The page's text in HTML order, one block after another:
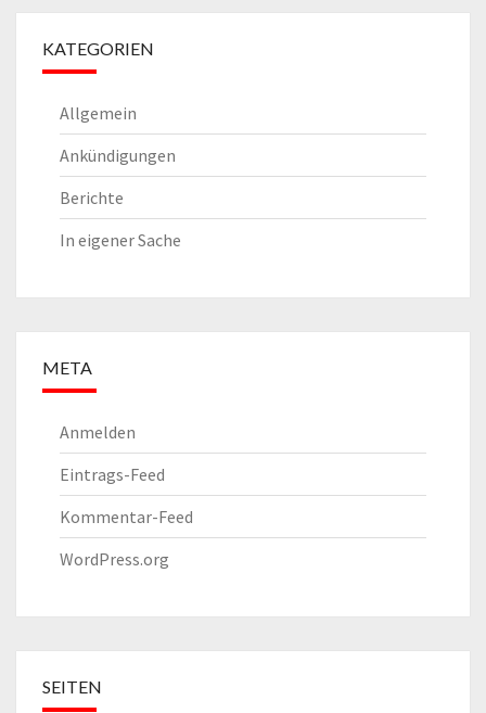
KATEGORIEN
Allgemein
Ankündigungen
Berichte
In eigener Sache
META
Anmelden
Eintrags-Feed
Kommentar-Feed
WordPress.org
SEITEN